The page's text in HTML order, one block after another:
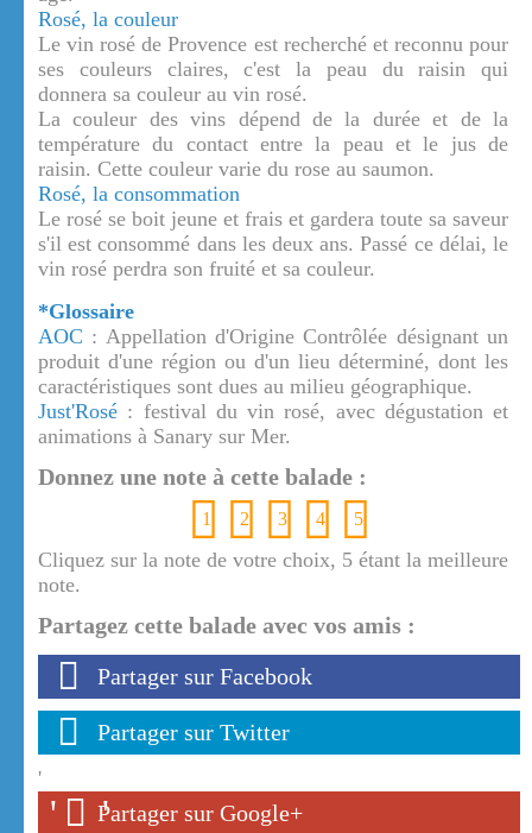
Rosé, la couleur
Le vin rosé de Provence est recherché et reconnu pour
ses couleurs claires, c'est la peau du raisin qui
donnera sa couleur au vin rosé.
La couleur des vins dépend de la durée et de la
température du contact entre la peau et le jus de
raisin. Cette couleur varie du rose au saumon.
Rosé, la consommation
Le rosé se boit jeune et frais et gardera toute sa saveur
s'il est consommé dans les deux ans. Passé ce délai, le
vin rosé perdra son fruité et sa couleur.
*Glossaire
AOC : Appellation d'Origine Contrôlée désignant un
produit d'une région ou d'un lieu déterminé, dont les
caractéristiques sont dues au milieu géographique.
Just'Rosé : festival du vin rosé, avec dégustation et
animations à Sanary sur Mer.
Donnez une note à cette balade :
1 2 3 4 5
Cliquez sur la note de votre choix, 5 étant la meilleure
note.
Partagez cette balade avec vos amis :
Partager sur Facebook
Partager sur Twitter
'
' '
Partager sur Google+